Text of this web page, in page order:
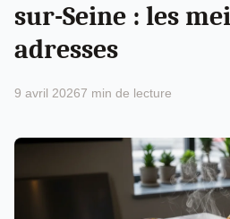
sur-Seine : les
adresses
9 avril 20267 min de lecture